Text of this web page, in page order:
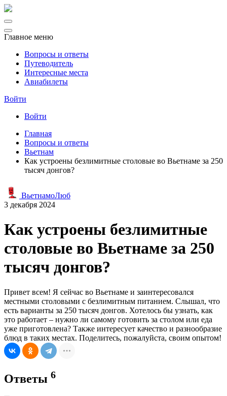
Главное меню
Вопросы и ответы
Путеводитель
Интересные места
Авиабилеты
Войти
Войти
Главная
Вопросы и ответы
Вьетнам
Как устроены безлимитные столовые во Вьетнаме за 250
тысяч донгов?
ВьетнамоЛюб
3 декабря 2024
Как устроены безлимитные
столовые во Вьетнаме за 250
тысяч донгов?
Привет всем! Я сейчас во Вьетнаме и заинтересовался
местными столовыми с безлимитным питанием. Слышал, что
есть варианты за 250 тысяч донгов. Хотелось бы узнать, как
это работает – нужно ли самому готовить за столом или еда
уже приготовлена? Также интересует качество и разнообразие
блюд в таких местах. Поделитесь, пожалуйста, своим опытом!
Ответы 6